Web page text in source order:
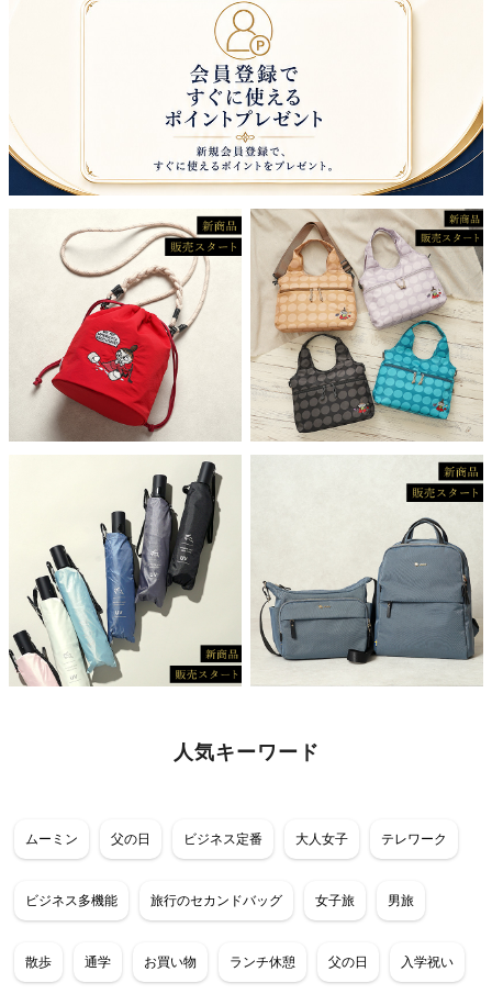
人気キーワード
ムーミン 父の日 ビジネス定番 大人女子 テレワーク
ビジネス多機能 旅行のセカンドバッグ 女子旅 男旅
散歩 通学 お買い物 ランチ休憩 父の日 入学祝い